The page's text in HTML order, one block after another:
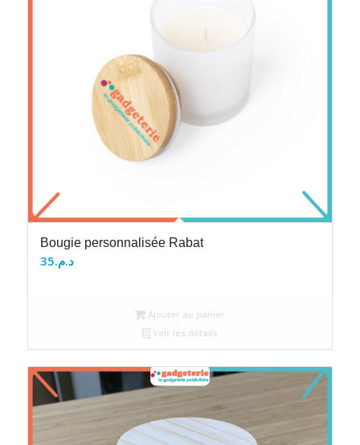
Bougie personnalisée Rabat
د.م.35
Ajouter au panier
Voir les détails